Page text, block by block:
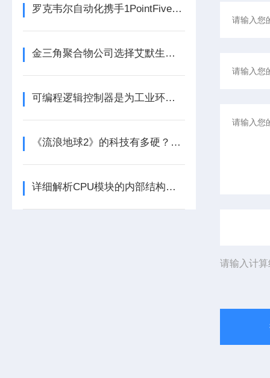
罗克韦尔自动化携手1PointFive 签署直接空气捕获碳去除信用协议
金三角聚合物公司选择艾默生为其新建工厂提供设备数字自动化技术以及软件
可编程逻辑控制器是为工业环境设计的数字运算控制系统
《流浪地球2》的科技有多硬？工业移动机器人首登大银幕
详细解析CPU模块的内部结构及其功能
请输入计